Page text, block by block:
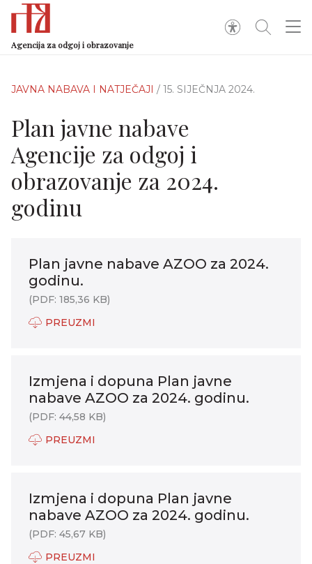
Agencija za odgoj i obrazovanje
JAVNA NABAVA I NATJEČAJI / 15. SIJEČNJA 2024.
Plan javne nabave
Agencije za odgoj i
obrazovanje za 2024.
godinu
Plan javne nabave AZOO za 2024.
godinu.
(PDF: 185,36 KB)
PREUZMI
Izmjena i dopuna Plan javne
nabave AZOO za 2024. godinu.
(PDF: 44,58 KB)
PREUZMI
Izmjena i dopuna Plan javne
nabave AZOO za 2024. godinu.
(PDF: 45,67 KB)
PREUZMI